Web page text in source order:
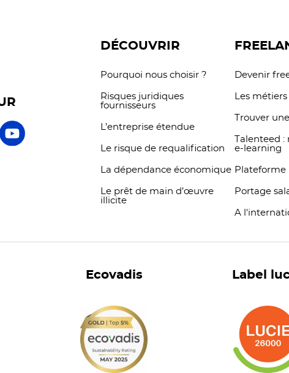
DÉCOUVRIR
Pourquoi nous choisir ?
Risques juridiques
fournisseurs
L’entreprise étendue
Le risque de requalification
La dépendance économique
Le prêt de main d’œuvre
illicite
Devenir
Les
Trouver
Talenteed
e-learning
Plateforme
Portage
A
Ecovadis Label